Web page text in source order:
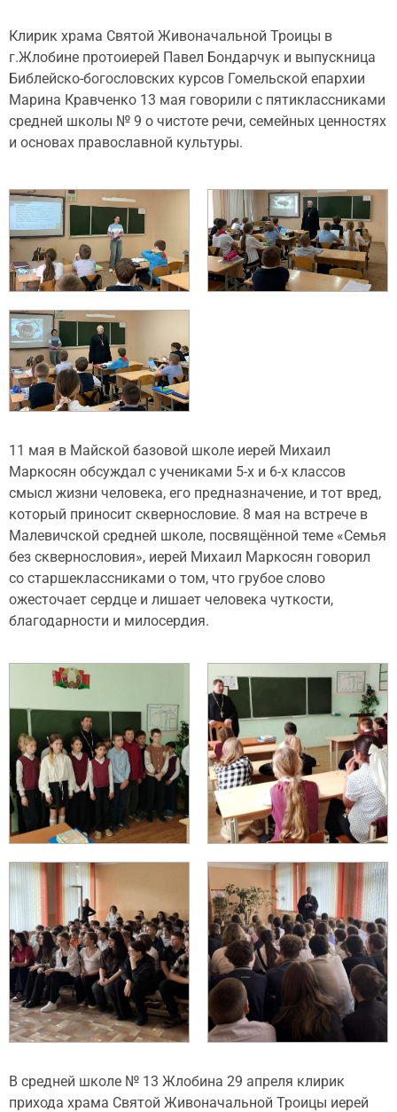
Клирик храма Святой Живоначальной Троицы в
г.Жлобине протоиерей Павел Бондарчук и выпускница
Библейско-богословских курсов Гомельской епархии
Марина Кравченко 13 мая говорили с пятиклассниками
средней школы № 9 о чистоте речи, семейных ценностях
и основах православной культуры.
11 мая в Майской базовой школе иерей Михаил
Маркосян обсуждал с учениками 5-х и 6-х классов
смысл жизни человека, его предназначение, и тот вред,
который приносит сквернословие. 8 мая на встрече в
Малевичской средней школе, посвящённой теме «Семья
без сквернословия», иерей Михаил Маркосян говорил
со старшеклассниками о том, что грубое слово
ожесточает сердце и лишает человека чуткости,
благодарности и милосердия.
В средней школе № 13 Жлобина 29 апреля клирик
прихода храма Святой Живоначальной Троицы иерей